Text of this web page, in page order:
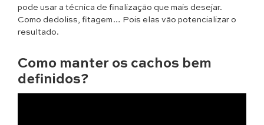
pode usar a técnica de finalização que mais desejar.
Como dedoliss, fitagem… Pois elas vão potencializar o
resultado.
Como manter os cachos bem
definidos?